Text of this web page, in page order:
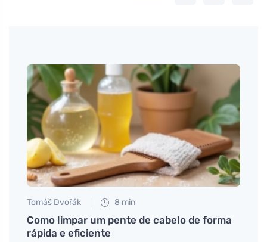
Tomáš Dvořák 8 min
Como limpar um pente de cabelo de forma
rápida e eficiente